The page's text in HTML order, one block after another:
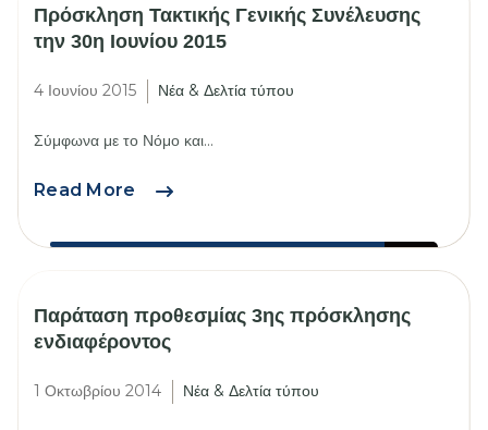
Διοργάνωση
Πρόσκληση Τακτικής Γενικής Συνέλευσης
την 30η Ιουνίου 2015
4 Ιουνίου 2015 Νέα & Δελτία τύπου
Σύμφωνα με το Νόμο και...
Read More
Πρόσκληση
Γενικής
Συνέλευσης
30η
Ιουνίου
2015
Παράταση προθεσμίας 3ης πρόσκλησης
ενδιαφέροντος
1 Οκτωβρίου 2014 Νέα & Δελτία τύπου